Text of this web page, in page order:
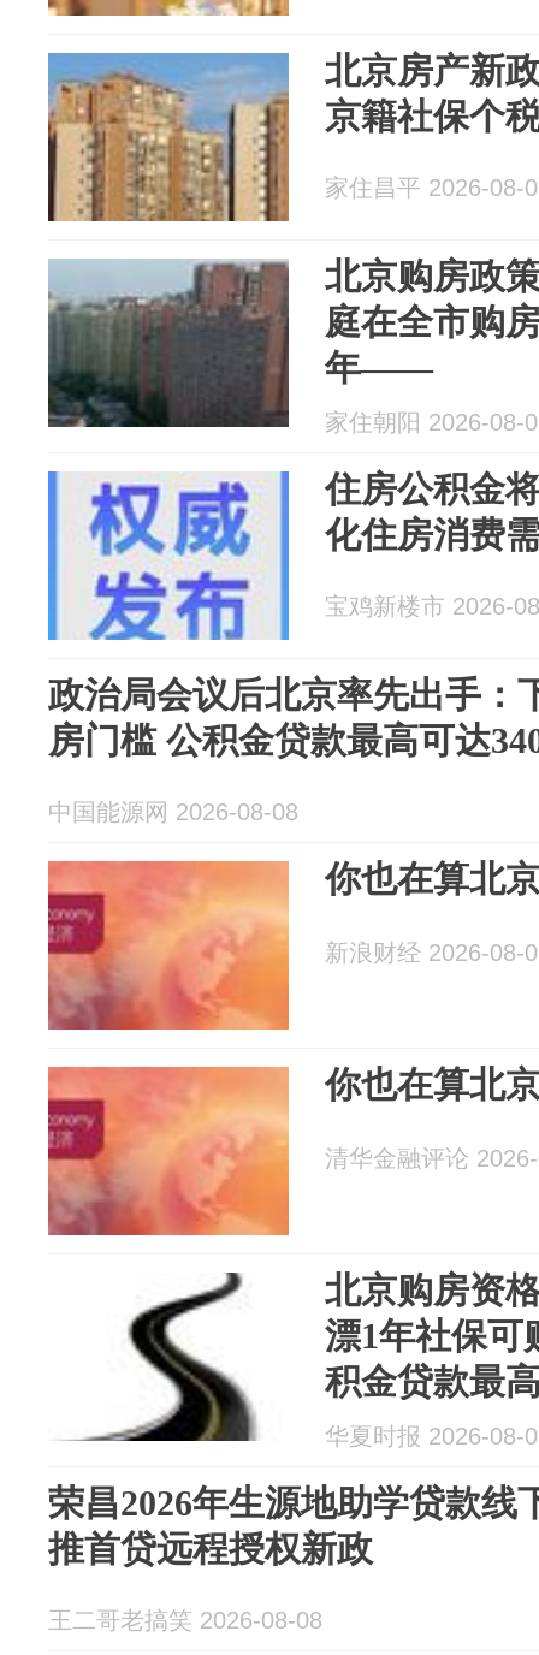
北京房产新
京籍社保个
家住昌平 2026-08-
北京购房政
庭在全市购
年——
家住朝阳 2026-08-
住房公积金
化住房消费
宝鸡新楼市 2026-
政治局会议后北京率先出手：
房门槛 公积金贷款最高可达
中国能源网 2026-08-08
你也在算北
新浪财经 2026-08-
你也在算北
清华金融评论
北京购房资
漂1年社保可
积金贷款最
华夏时报 2026-08-
荣昌2026年生源地助学贷款线
推首贷远程授权新政
王二哥老搞笑 2026-08-08